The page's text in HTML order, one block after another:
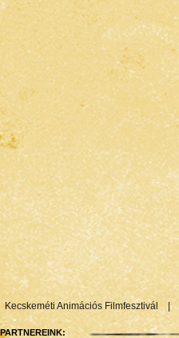
Kecskeméti Animációs Filmfesztivál |
PARTNEREINK: